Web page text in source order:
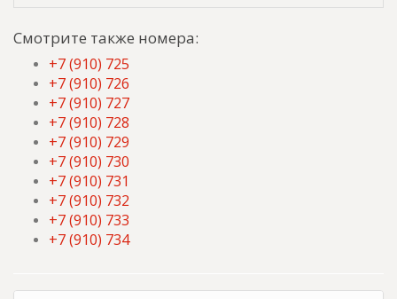
Смотрите также номера:
+7 (910) 725
+7 (910) 726
+7 (910) 727
+7 (910) 728
+7 (910) 729
+7 (910) 730
+7 (910) 731
+7 (910) 732
+7 (910) 733
+7 (910) 734